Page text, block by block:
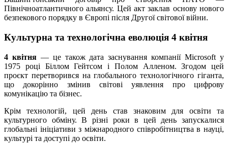
Північноатлантичного альянсу. Цей акт заклав основу нового
безпекового порядку в Європі після Другої світової війни.
Культурна та технологічна еволюція 4 квітня
4 квітня— це також дата заснування компанії Microsoft у
1975 році Біллом Гейтсом і Полом Алленом. Згодом цей
проєкт перетворився на глобального технологічного гіганта,
що докорінно змінив світові уявлення про цифрову
комунікацію та бізнес.
Крім технологій, цей день став знаковим для освіти та
культурного обміну. В різні роки в цей день запускалися
глобальні ініціативи з міжнародного співробітництва в науці,
культурі та доступі до освіти.